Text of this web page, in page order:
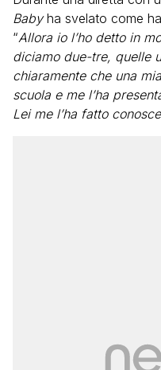
Babyha svelato come
“Allora io l’ho detto in
diciamo due-tre, quelle
chiaramente che una
scuola e me l’ha
Lei me l’ha fatto